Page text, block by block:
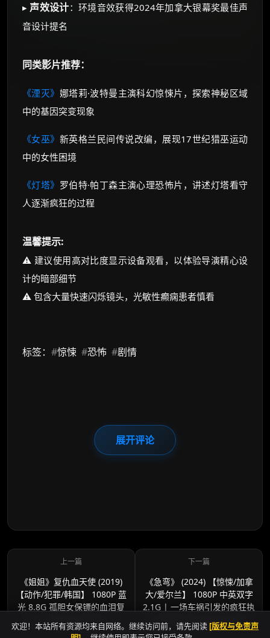
▸ 声效设计：环境音效获得2024年加拿大银幕奖最佳声
音设计提名
同类影片推荐：
《湮灭》 娜塔莉·波特曼主演科幻惊悚片，探索神秘区域
中的基因突变现象
《女巫》 新英格兰民间传说改编，展现17世纪猎巫运动
中的女性困境
《灯塔》 罗伯特·帕丁森主演心理恐怖片，讲述灯塔看守
人逐渐疯狂的过程
温馨提示:
⚠️ 建议使用高对比度显示设备观看，以体验导演精心设
计的暗部细节
⚠️ 包含大量快速闪烁镜头，光敏性癫痫患者慎看
标签： #惊悚 #恐怖 #剧情
展开评论
《姐姐》复仇血天使 (2019)
【动作/犯罪/韩国】 1080P 蓝
光 8.8G 孤胆女保镖的血泪复
仇 | 韩国硬核动作片
《急弯》 (2024) 【惊悚/加拿
大/爱尔兰】 1080P 中英双字
2.1G | 一场车祸引发的疯狂执
念 寇碧·史莫德斯悬疑新作
欢迎！本站所有资源均来自网络。继续访问前，请先阅读 [版权与免责声